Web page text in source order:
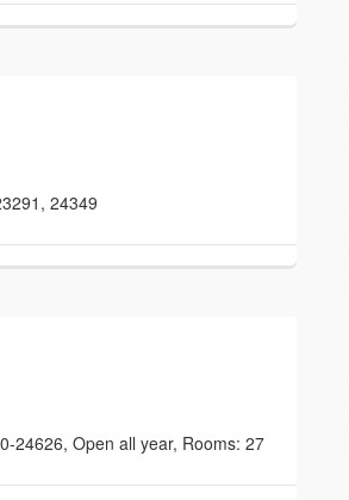
24349
24626, Open all year, Rooms: 27